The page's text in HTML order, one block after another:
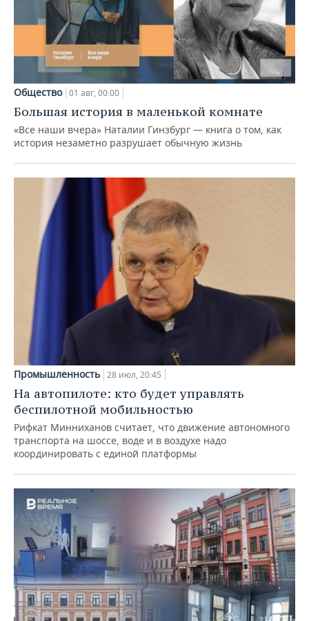
Общество 01 авг, 00:00
Большая история в маленькой комнате
«Все наши вчера» Наталии Гинзбург — книга о том, как
история незаметно разрушает обычную жизнь
Промышленность 28 июл, 20:45
На автопилоте: кто будет управлять
беспилотной мобильностью
Рифкат Минниханов считает, что движение автономного
транспорта на шоссе, воде и в воздухе надо
координировать с единой платформы